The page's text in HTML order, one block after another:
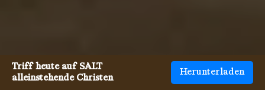
Triff heute auf SALT
alleinstehende Christen
Herunterladen